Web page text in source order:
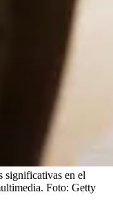
significativas en el
Foto: Getty